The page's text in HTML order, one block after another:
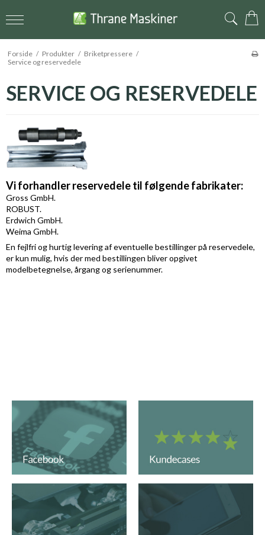
Forside / Produkter / Briketpressere /
Service og reservedele
SERVICE OG RESERVEDELE
Vi forhandler reservedele til følgende fabrikater:
Gross GmbH.
ROBUST.
Erdwich GmbH.
Weima GmbH.
En fejlfri og hurtig levering af eventuelle bestillinger på reservedele,
er kun mulig, hvis der med bestillingen bliver opgivet
modelbetegnelse, årgang og serienummer.